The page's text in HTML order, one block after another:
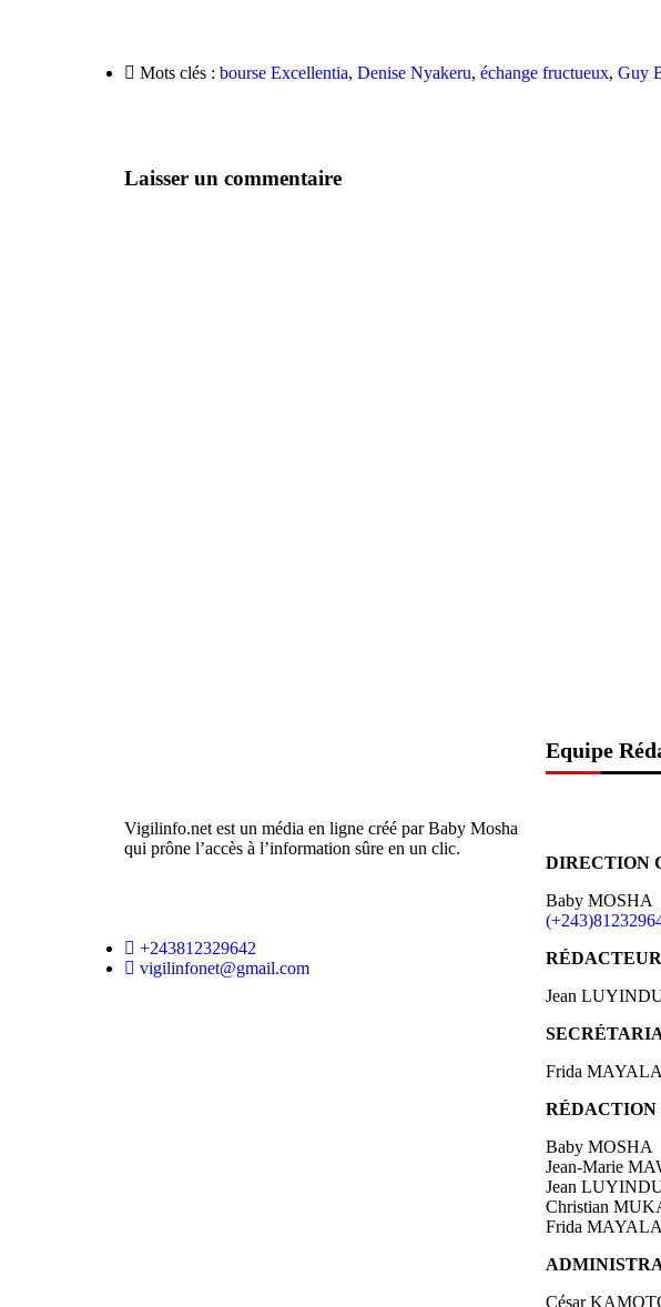
Mots clés : bourse Excellentia, Denise Nyakeru, échange fructueux, Guy
Laisser un commentaire
Vigilinfo.net est un média en ligne créé par Baby Mosha
qui prône l’accès à l’information sûre en un clic.
+243812329642
vigilinfonet@gmail.com
Equipe
DIRECTION
Baby MOSHA
Jean
Frida
Baby MOSHA
Jean-Marie
Jean
Christian
Frida
César